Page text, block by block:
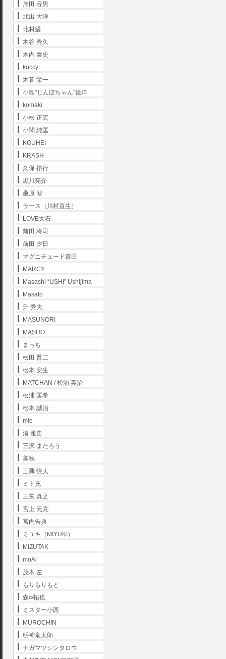
岸田 容男
北出 大洋
北村望
木谷 秀久
木内 泰史
koccy
木暮 栄一
小島"じんぼちゃん"億洋
komaki
小松 正宏
小関 純匡
KOUHEI
KRASH
久保 裕行
黒川亮介
桑原 智
ラース（川村直生）
LOVE大石
前田 将司
前田 夕日
マグニチュード森田
MARCY
Masashi “USHI” Ushijima
Masato
升 秀夫
MASUNORI
MASUO
まっち
松田 晋二
松本 安生
MATCHAN / 松浦 英治
松浦 匡希
松本 誠治
mie
湊 雅史
三沢 またろう
美秋
三隅 憧人
ミト充
三矢 真之
宮上 元克
宮内告典
ミユキ（MIYUKI）
MIZUTAK
moAi
茂木 左
もりもりもと
森∞拓也
ミスター小西
MUROCHIN
明神竜太郎
ナガマツシンタロウ